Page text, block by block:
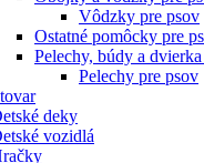
Vôdzky pre psov
Ostatné pomôcky pre
Pelechy, búdy a
Pelechy pre psov
deky
vozidlá